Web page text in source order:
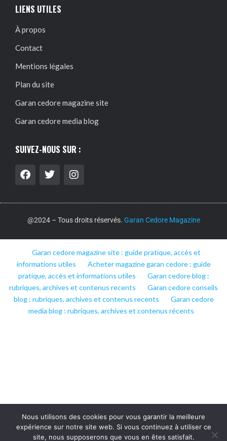
LIENS UTILES
À propos
Contact
Mentions légales
Plan du site
Garan cedore magazine site
Garan cedore media blog
SUIVEZ-NOUS SUR :
@2024 – Tous droits réservés. Garan Cedore Magazine
Garan cedore magazine site : guide pratique, accès et
informations utiles
Acheter magazine garan cedore : guide
pratique, accès et informations utiles
Garan cedore blog :
rubriques, archives et contenus recents
Garan cedore conseils
blog : rubriques, archives et contenus recents
Garan cedore
media blog : rubriques, archives et contenus récents
Nous utilisons des cookies pour vous garantir la meilleure
expérience sur notre site web. Si vous continuez à utiliser ce
site, nous supposerons que vous en êtes satisfait.